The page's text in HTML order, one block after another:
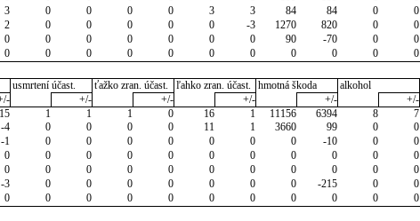
3 0 0 0 0 3 3 84 84 0 0
2 0 0 0 0 0 -3 1270 820 0 0
0 0 0 0 0 0 0 90 -70 0 0
0 0 0 0 0 0 0 0 0 0 0
usmrtení účast. ťažko zran. účast. ľahko zran. účast. hmotná škoda alkohol
+/- +/- +/- +/- +/-
15 1 1 1 0 16 1 11156 6394 8 7
-4 0 0 0 0 11 1 3660 99 0 0
-1 0 0 0 0 0 0 0 -10 0 0
0 0 0 0 0 0 0 0 0 0 0
0 0 0 0 0 0 0 0 0 0 0
-3 0 0 0 0 0 0 0 -215 0 0
0 0 0 0 0 0 0 0 0 0 0